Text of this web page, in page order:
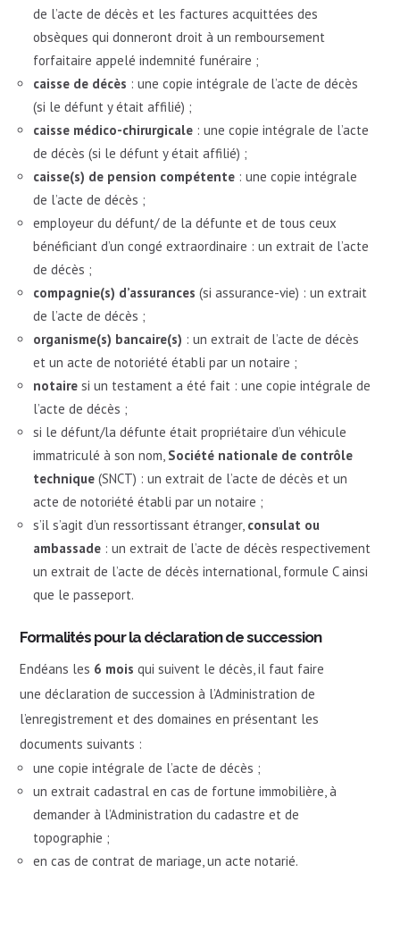
de l’acte de décès et les factures acquittées des
obsèques qui donneront droit à un remboursement
forfaitaire appelé indemnité funéraire ;
caisse de décès : une copie intégrale de l’acte de décès
(si le défunt y était affilié) ;
caisse médico-chirurgicale : une copie intégrale de l’acte
de décès (si le défunt y était affilié) ;
caisse(s) de pension compétente : une copie intégrale
de l’acte de décès ;
employeur du défunt/ de la défunte et de tous ceux
bénéficiant d’un congé extraordinaire : un extrait de l’acte
de décès ;
compagnie(s) d’assurances(si assurance-vie) : un extrait
de l’acte de décès ;
organisme(s) bancaire(s) : un extrait de l’acte de décès
et un acte de notoriété établi par un notaire ;
notaire si un testament a été fait : une copie intégrale de
l’acte de décès ;
si le défunt/la défunte était propriétaire d’un véhicule
immatriculé à son nom, Société nationale de contrôle
technique (SNCT) : un extrait de l’acte de décès et un
acte de notoriété établi par un notaire ;
s’il s’agit d’un ressortissant étranger, consulat ou
ambassade : un extrait de l’acte de décès respectivement
un extrait de l’acte de décès international, formule C ainsi
que le passeport.
Formalités pour la déclaration de succession
Endéans les 6 moisqui suivent le décès, il faut faire
une déclaration de succession à l’Administration de
l’enregistrement et des domaines en présentant les
documents suivants :
une copie intégrale de l’acte de décès ;
un extrait cadastral en cas de fortune immobilière, à
demander à l’Administration du cadastre et de
topographie ;
en cas de contrat de mariage, un acte notarié.